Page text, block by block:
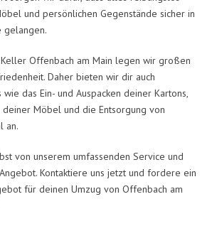
und persönlichen Gegenstände sicher in
gelangen.
Offenbach am Main legen wir großen
Daher bieten wir dir auch
das Ein- und Auspacken deiner Kartons,
Möbel und die Entsorgung von
an.
von unserem umfassenden Service und
Kontaktiere uns jetzt und fordere ein
für deinen Umzug von Offenbach am